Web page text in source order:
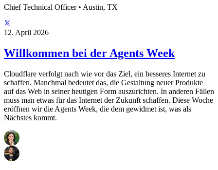
Chief Technical Officer • Austin, TX
12. April 2026
Willkommen bei der Agents Week
Cloudflare verfolgt nach wie vor das Ziel, ein besseres Internet zu
schaffen. Manchmal bedeutet das, die Gestaltung neuer Produkte
auf das Web in seiner heutigen Form auszurichten. In anderen Fällen
muss man etwas für das Internet der Zukunft schaffen. Diese Woche
eröffnen wir die Agents Week, die dem gewidmet ist, was als
Nächstes kommt.